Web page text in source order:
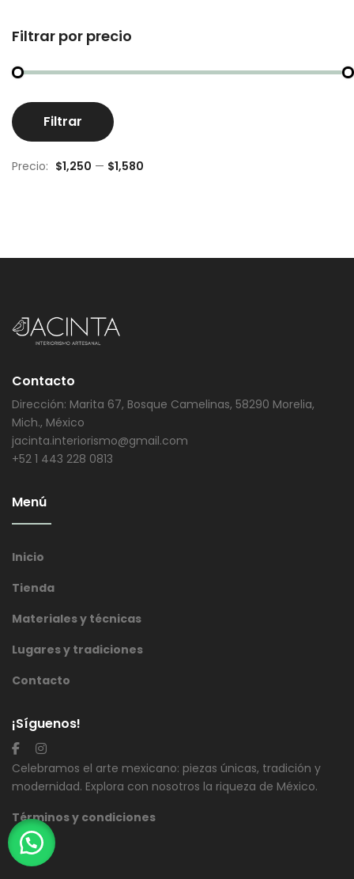
Filtrar por precio
Filtrar
Precio: $1,250 — $1,580
Contacto
Dirección: Marita 67, Bosque Camelinas, 58290 Morelia,
Mich., México
jacinta.interiorismo@gmail.com
+52 1 443 228 0813
Menú
Inicio
Tienda
Materiales y técnicas
Lugares y tradiciones
Contacto
¡Síguenos!
Celebramos el arte mexicano: piezas únicas, tradición y
modernidad. Explora con nosotros la riqueza de México.
Términos y condiciones